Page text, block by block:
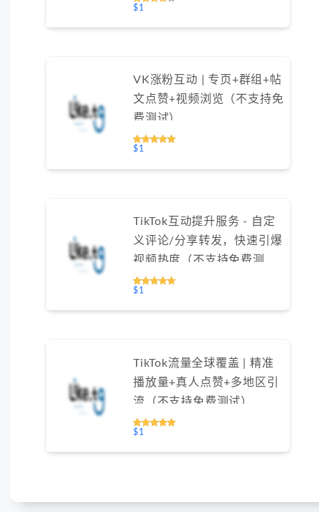
$1
VK涨粉互动 | 专页+群组+帖
文点赞+视频浏览（不支持免
费测试）
$1
TikTok互动提升服务 - 自定
义评论/分享转发，快速引爆
视频热度（不支持免费测
试）
$1
TikTok流量全球覆盖 | 精准
播放量+真人点赞+多地区引
流（不支持免费测试）
$1